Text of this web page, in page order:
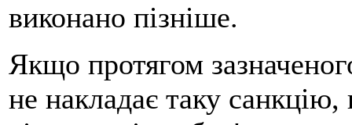
виконано пізніше.
Якщо протягом
не накладає таку санкцію,